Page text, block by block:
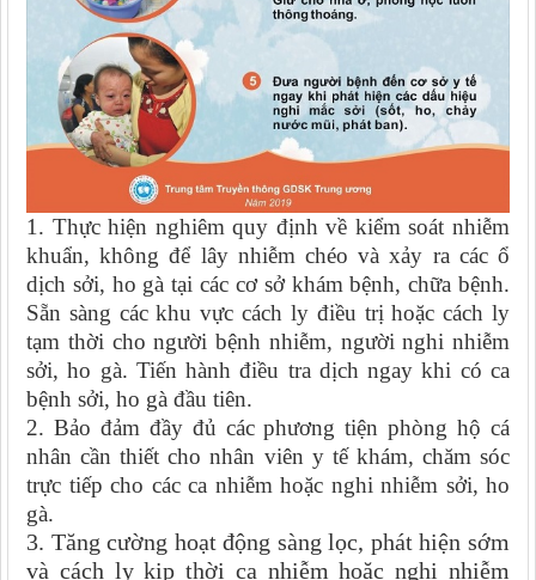
1. Thực hiện nghiêm quy định về kiểm soát nhiễm
khuẩn, không để lây nhiễm chéo và xảy ra các ổ
dịch sởi, ho gà tại các cơ sở khám bệnh, chữa bệnh.
Sẵn sàng các khu vực cách ly điều trị hoặc cách ly
tạm thời cho người bệnh nhiễm, người nghi nhiễm
sởi, ho gà. Tiến hành điều tra dịch ngay khi có ca
bệnh sởi, ho gà đầu tiên.
2. Bảo đảm đầy đủ các phương tiện phòng hộ cá
nhân cần thiết chonhân viên y tế khám, chăm sóc
trực tiếp cho các ca nhiễm hoặc nghi nhiễm sởi, ho
gà.
3. Tăng cường hoạt động sàng lọc, phát hiện sớm
và cách ly kịp thời ca nhiễm hoặc nghi nhiễm